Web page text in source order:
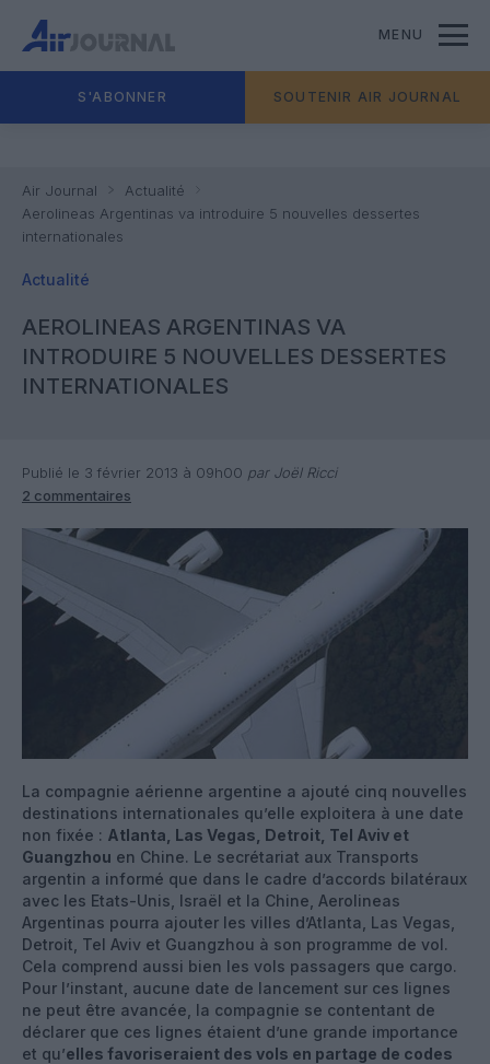
MENU
S'ABONNER SOUTENIR AIR JOURNAL
Air Journal
Actualité
Aerolineas Argentinas va introduire 5 nouvelles dessertes
internationales
Actualité
AEROLINEAS ARGENTINAS VA
INTRODUIRE 5 NOUVELLES DESSERTES
INTERNATIONALES
Publié le 3 février 2013 à 09h00 par Joël Ricci
2 commentaires
La compagnie aérienne argentine a ajouté cinq nouvelles
destinations internationales qu’elle exploitera à une date
non fixée : Atlanta, Las Vegas, Detroit, Tel Aviv et
Guangzhou en Chine. Le secrétariat aux Transports
argentin a informé que dans le cadre d’accords bilatéraux
avec les Etats-Unis, Israël et la Chine, Aerolineas
Argentinas pourra ajouter les villes d’Atlanta, Las Vegas,
Detroit, Tel Aviv et Guangzhou à son programme de vol.
Cela comprend aussi bien les vols passagers que cargo.
Pour l’instant, aucune date de lancement sur ces lignes
ne peut être avancée, la compagnie se contentant de
déclarer que ces lignes étaient d’une grande importance
et qu’elles favoriseraient des vols en partage de codes